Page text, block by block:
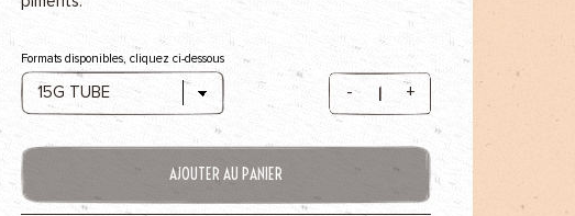
Formats disponibles, cliquez ci-dessous
- +
AJOUTER AU PANIER